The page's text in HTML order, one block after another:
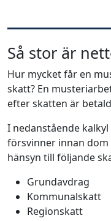
Så stor är
Hur mycket får en
skatt? En
efter skatten är
I nedanstående
försvinner innan
hänsyn till följande
Grundavdrag
Kommunalskatt
Regionskatt